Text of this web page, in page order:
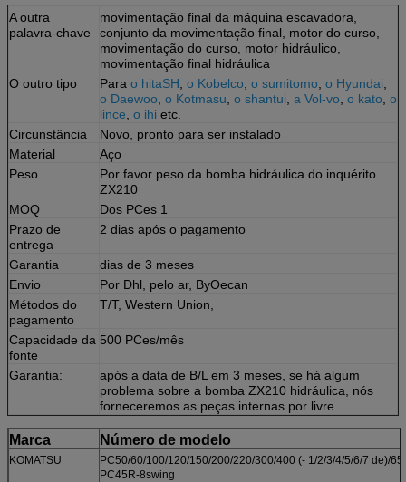
A outra
palavra-chave
movimentação final da máquina escavadora,
conjunto da movimentação final, motor do curso,
movimentação do curso, motor hidráulico,
movimentação final hidráulica
O outro tipo
Para o hitaSH o Kobelco o sumitomo o Hyundai
o Daewoo o Kotmasu o shantui a Vol-vo o kato o
lince o ihi etc.
Circunstância
Novo, pronto para ser instalado
Material
Aço
Peso
Por favor peso da bomba hidráulica do inquérito
ZX210
MOQ
Dos PCes 1
Prazo de
entrega
2 dias após o pagamento
Garantia
dias de 3 meses
Envio
Por Dhl, pelo ar, ByOecan
Métodos do
pagamento
T/T, Western Union,
Capacidade da
fonte
500 PCes/mês
Garantia:
após a data de B/L em 3 meses, se há algum
problema sobre a bomba ZX210 hidráulica, nós
forneceremos as peças internas por livre.
Marca Número de modelo
KOMATSU
PC50/60/100/120/150/200/220/300/400 (- 1/2/3/4/5/6/7 de)/
PC45R-8swing